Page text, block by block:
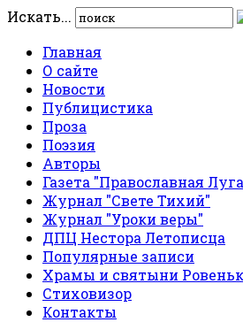
Искать...
Главная
О сайте
Новости
Публицистика
Проза
Поэзия
Авторы
Газета "Православная
Журнал "Свете Тихий"
Журнал "Уроки веры"
ДПЦ Нестора Летописца
Популярные записи
Храмы и святыни
Стиховизор
Контакты